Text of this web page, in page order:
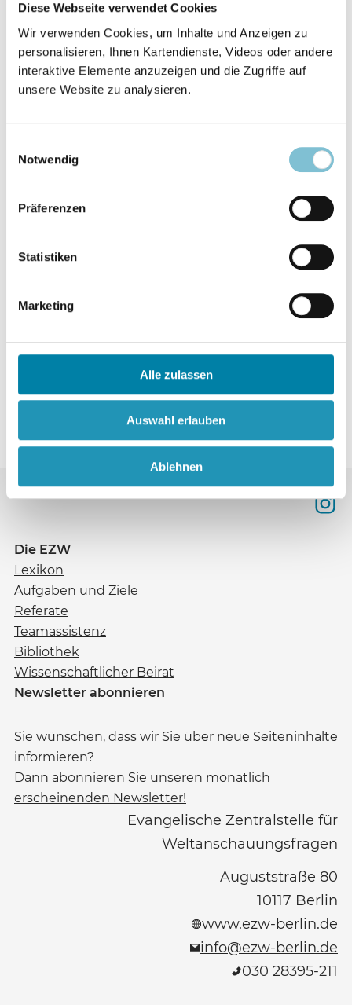
Diese Webseite verwendet Cookies
Wir verwenden Cookies, um Inhalte und Anzeigen zu
personalisieren, Ihnen Kartendienste, Videos oder andere
interaktive Elemente anzuzeigen und die Zugriffe auf
unsere Website zu analysieren.
Notwendig
Präferenzen
Statistiken
Marketing
Alle zulassen
Auswahl erlauben
Ablehnen
Die Glossolalie innerhalb der
charismatischen Bewegung
S. 275
Glossolalie - linguistisch betrachtet -- Glossolalie -
psychologisch betrachtet -- Glossolalie - religiös
Pfingster-Treffen in Bern S. 280
Evangelisch-Johannische Kirche
Mehrheit für den Islam in
S. 283
Die EZW
Lexikon
Aufgaben und Ziele
Referate
Teamassistenz
Bibliothek
Wissenschaftlicher Beirat
Newsletter abonnieren
Sie wünschen, dass wir Sie über neue Seiteninhalte
informieren?
Dann abonnieren Sie unseren monatlich
erscheinenden Newsletter!
Evangelische Zentralstelle für
Weltanschauungsfragen
Auguststraße 80
10117 Berlin
www.ezw-berlin.de
info@ezw-berlin.de
030 28395-211